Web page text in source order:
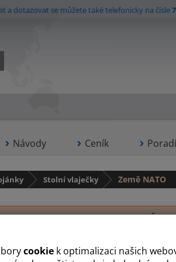
cookie k optimalizaci našich
a dotazovat se můžete také telefonicky na čísle
Návody Ceník
Stolní vlaječky Země NATO
Č S
vlaječka Stolní vlaječka